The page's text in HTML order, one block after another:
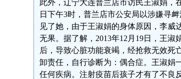
此外，辽宁大连普兰店市访民王淑娟，
日下午3时，普兰店市公安局以涉嫌寻
见了她，由于王淑娟的身体原因，李威
无果。据了解，2013年12月19日，王
后，导致心脏功能衰竭，经抢救无效死
卸责任，自行诊断为：偶合症。王淑娟
任何疾病。注射疫苗后孩子才有了不良